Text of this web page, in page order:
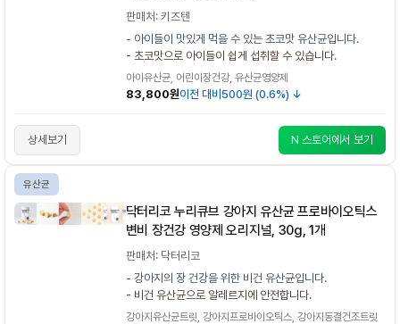
판매처: 키즈텐
- 아이들이 맛있게 먹을 수 있는 초코맛 유산균입니다.
- 초코맛으로 아이들이 쉽게 섭취할 수 있습니다.
아이유산균, 어린이장건강, 유산균영양제
83,800원이전 대비 500원 (0.6%) ↓
상세보기 N 스토어에서 보기
유산균
닥터리코 누리큐브 강아지 유산균 프로바이오틱스
변비 장건강 영양제 오리지널, 30g, 1개
판매처: 닥터리코
- 강아지의 장 건강을 위한 비건 유산균입니다.
- 비건 유산균으로 알레르지에 안전합니다.
강아지유산균트릿, 강아지프로바이오틱스, 강아지동결건조트릿